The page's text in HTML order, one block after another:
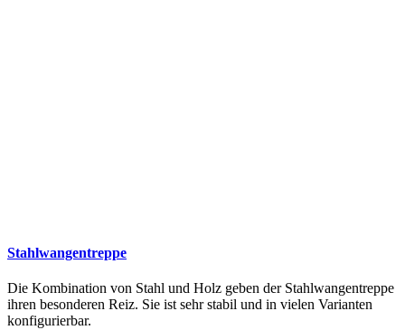
Stahlwangentreppe
Die Kombination von Stahl und Holz geben der Stahlwangentreppe
ihren besonderen Reiz. Sie ist sehr stabil und in vielen Varianten
konfigurierbar.